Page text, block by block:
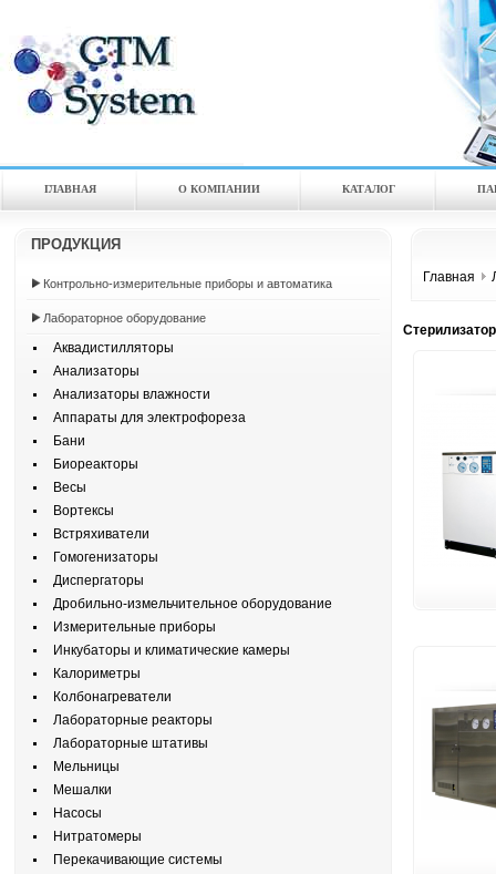
ГЛАВНАЯ О КОМПАНИИ КАТАЛOГ
ПРОДУКЦИЯ
Контрольно-измерительные приборы и автоматика
Лабораторное оборудование
Аквадистилляторы
Анализаторы
Анализаторы влажности
Аппараты для электрофореза
Бани
Биореакторы
Весы
Вортексы
Встряхиватели
Гомогенизаторы
Диспергаторы
Дробильно-измельчительное оборудование
Измерительные приборы
Инкубаторы и климатические камеры
Калориметры
Колбонагреватели
Лабораторные реакторы
Лабораторные штативы
Мельницы
Мешалки
Насосы
Нитратомеры
Перекачивающие системы
Главная